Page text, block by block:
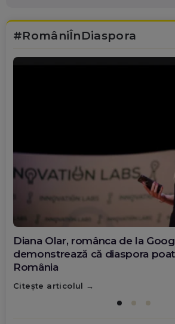
#RomâniÎnDiaspora
Diana Olar, românca de la
demonstrează că diaspora
România
Citește articolul